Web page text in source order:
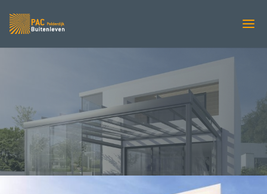
LEINER Area Glaswand
PAC Zonweringen 5 Verandas 5
Leiner 5 Leiner Area Glaswand